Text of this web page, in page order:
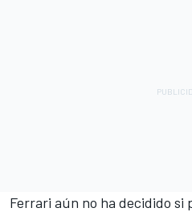
Ferrari aún no ha decidido si